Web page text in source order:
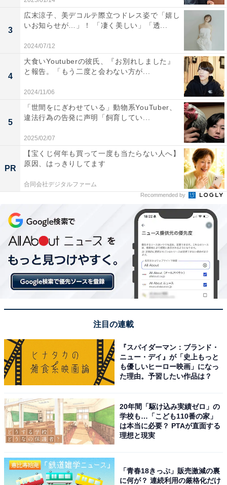
3
広末涼子、美デコルテ際立つドレス姿で「嬉し
いお知らせが…」！ 「凄く美しい」「透...
2024/07/12
4
大食いYoutuberの彼氏、『お別れしました』
と報告。「もう二度と会わない方が...
2024/11/06
5
「世間をにぎわせている」動物系YouTuber、
違法行為の告発に声明「飼育してい...
2025/02/07
PR
【宝くじ何年も買って一度も当たらない人へ】
原因、はっきりしてます
合同会社デジタルファーム
Recommended by
注目の連載
『スパイダーマン：ブランド・
ニュー・デイ』が「史上もっと
も優しいヒーロー映画」になっ
た理由。予習したい作品は？
20年間「駆け込み実績ゼロ」の
学校も…「こども110番の家」
は本当に必要？ PTAが直面する
理想と現実
「青春18きっぷ」販売激減の裏
に何が？ 連続利用の厳格化だけ